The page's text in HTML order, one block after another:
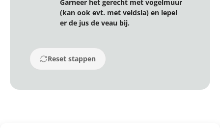
Garneer het gerecht met vogelmuur
(kan ook evt. met veldsla) en lepel
er de jus de veau bij.
Reset stappen